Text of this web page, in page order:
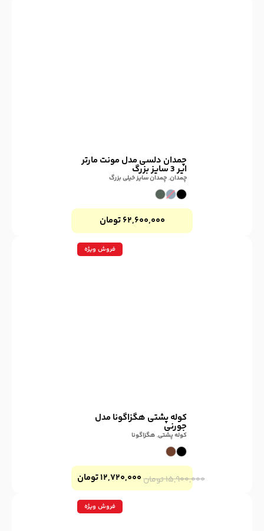
چمدان دلسی مدل مونت مارتر
ایر 3 سایز بزرگ
چمدان,چمدان سایز خیلی بزرگ
۶۲,۶۰۰,۰۰۰تومان
فروش ویژه
کوله پشتی هگزاگونا مدل
جورنی
کوله پشتی,هگزاگونا
۱۵,۹۰۰,۰۰۰تومان۱۲,۷۲۰,۰۰۰تومان
فروش ویژه